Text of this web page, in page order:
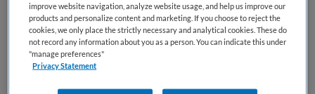
Op dit moment zijn er geen vacatures binnen de functie
groep van Kwaliteitsmanager op KinderopvangTotaal. Wil
je meteen een alert ontvangen als er nieuwe
Kwaliteitsmanager vacatures geplaatst worden, maak dan
hieronder een jobalert aan.
improve website navigation, analyze website usage, and help us improve our
products and personalize content and marketing. If you choose to reject the
cookies, we only place the strictly necessary and analytical cookies. These do
not record any information about you as a person. You can indicate this under
"manage preferences"
Privacy Statement